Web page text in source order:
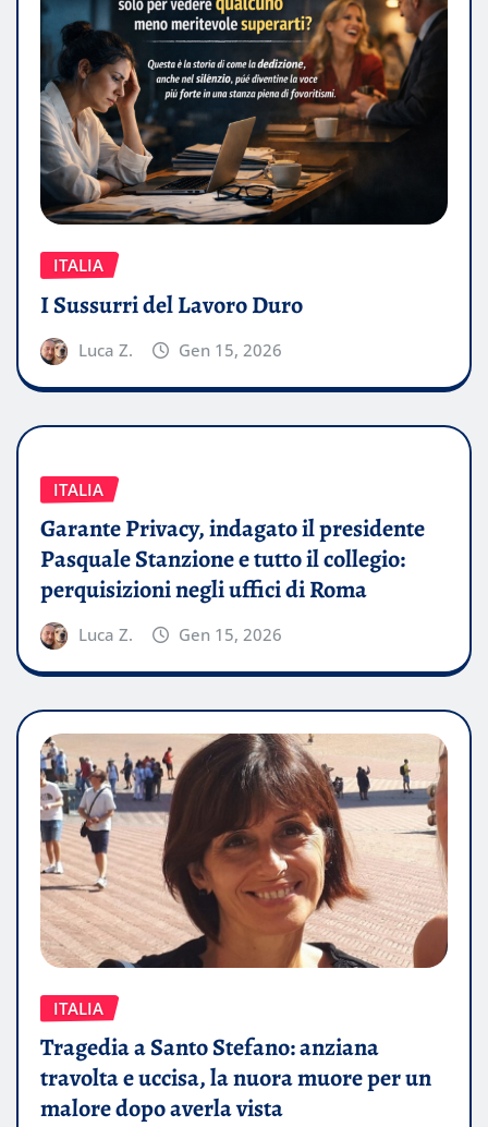
ITALIA
I Sussurri del Lavoro Duro
Luca Z. Gen 15, 2026
ITALIA
Garante Privacy, indagato il presidente
Pasquale Stanzione e tutto il collegio:
perquisizioni negli uffici di Roma
Luca Z. Gen 15, 2026
ITALIA
Tragedia a Santo Stefano: anziana
travolta e uccisa, la nuora muore per un
malore dopo averla vista